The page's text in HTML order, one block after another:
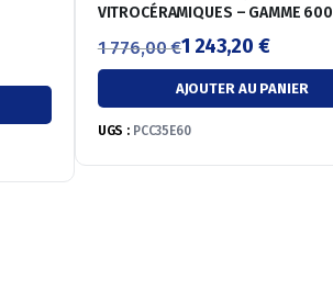
VITROCÉRAMIQUES – GAMME 600
1 776,00€
Le
prix
initial
était :
1 243,20 €
Le
prix
actuel
est :
AJOUTER AU PANIER
UGS : PCC35E60